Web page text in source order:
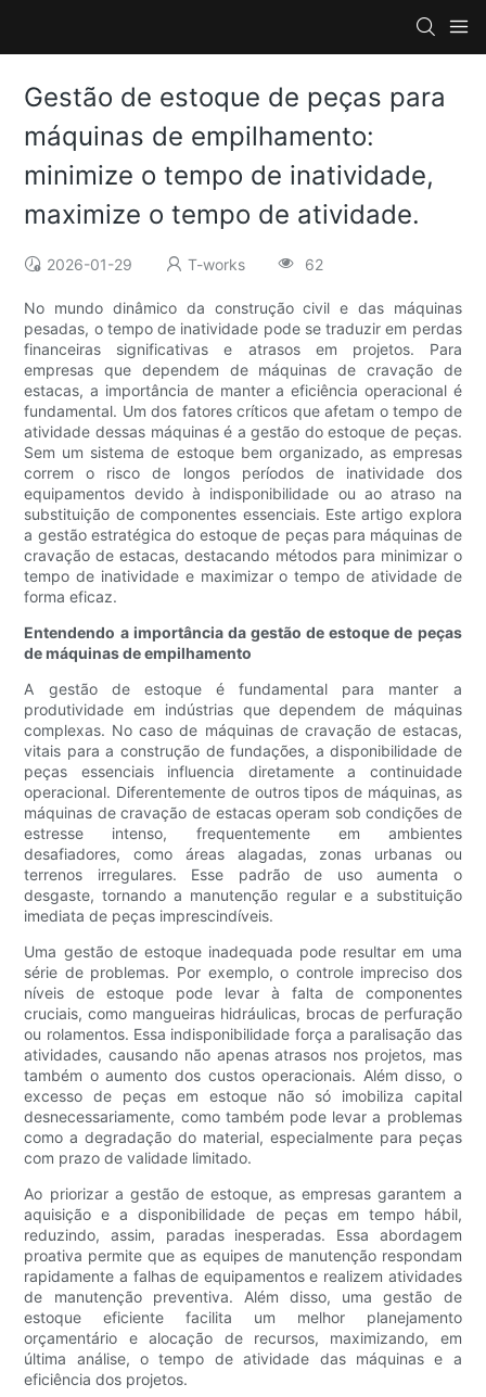
Gestão de estoque de peças para
máquinas de empilhamento:
minimize o tempo de inatividade,
maximize o tempo de atividade.
2026-01-29 T-works 62
No mundo dinâmico da construção civil e das máquinas
pesadas, o tempo de inatividade pode se traduzir em perdas
financeiras significativas e atrasos em projetos. Para
empresas que dependem de máquinas de cravação de
estacas, a importância de manter a eficiência operacional é
fundamental. Um dos fatores críticos que afetam o tempo de
atividade dessas máquinas é a gestão do estoque de peças.
Sem um sistema de estoque bem organizado, as empresas
correm o risco de longos períodos de inatividade dos
equipamentos devido à indisponibilidade ou ao atraso na
substituição de componentes essenciais. Este artigo explora
a gestão estratégica do estoque de peças para máquinas de
cravação de estacas, destacando métodos para minimizar o
tempo de inatividade e maximizar o tempo de atividade de
forma eficaz.
Entendendo a importância da gestão de estoque de peças
de máquinas de empilhamento
A gestão de estoque é fundamental para manter a
produtividade em indústrias que dependem de máquinas
complexas. No caso de máquinas de cravação de estacas,
vitais para a construção de fundações, a disponibilidade de
peças essenciais influencia diretamente a continuidade
operacional. Diferentemente de outros tipos de máquinas, as
máquinas de cravação de estacas operam sob condições de
estresse intenso, frequentemente em ambientes
desafiadores, como áreas alagadas, zonas urbanas ou
terrenos irregulares. Esse padrão de uso aumenta o
desgaste, tornando a manutenção regular e a substituição
imediata de peças imprescindíveis.
Uma gestão de estoque inadequada pode resultar em uma
série de problemas. Por exemplo, o controle impreciso dos
níveis de estoque pode levar à falta de componentes
cruciais, como mangueiras hidráulicas, brocas de perfuração
ou rolamentos. Essa indisponibilidade força a paralisação das
atividades, causando não apenas atrasos nos projetos, mas
também o aumento dos custos operacionais. Além disso, o
excesso de peças em estoque não só imobiliza capital
desnecessariamente, como também pode levar a problemas
como a degradação do material, especialmente para peças
com prazo de validade limitado.
Ao priorizar a gestão de estoque, as empresas garantem a
aquisição e a disponibilidade de peças em tempo hábil,
reduzindo, assim, paradas inesperadas. Essa abordagem
proativa permite que as equipes de manutenção respondam
rapidamente a falhas de equipamentos e realizem atividades
de manutenção preventiva. Além disso, uma gestão de
estoque eficiente facilita um melhor planejamento
orçamentário e alocação de recursos, maximizando, em
última análise, o tempo de atividade das máquinas e a
eficiência dos projetos.